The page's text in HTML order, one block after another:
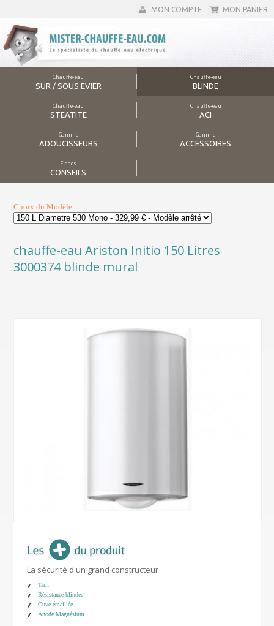
MON PANIER
MON COMPTE
Chauffe-eau
SUR / SOUS EVIER
Chauffe-eau
BLINDE
Chauffe-eau
STEATITE
Chauffe-eau
ACI
Gamme
ADOUCISSEURS
Gamme
ACCESSOIRES
Fiches
CONSEILS
Choix du Modèle :
chauffe-eau Ariston Initio 150 Litres
3000374 blinde mural
La sécurité d'un grand constructeur
Tarif
Résistance blindée
Cuve émaillée
Anode Magnésium